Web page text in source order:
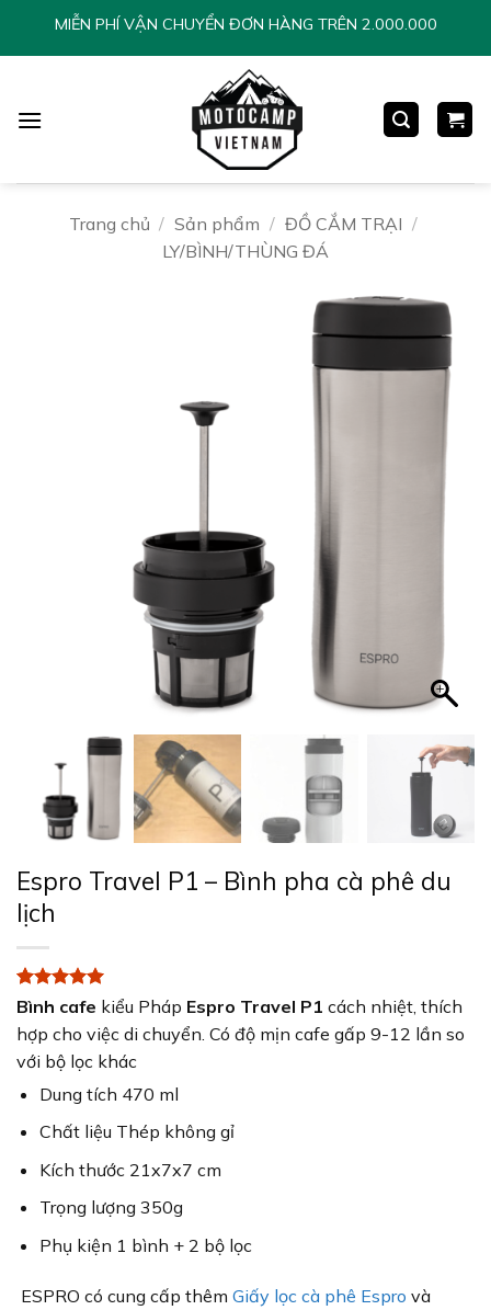
ChuyểnMIỄN PHÍ VẬN CHUYỂN ĐƠN HÀNG TRÊN 2.000.000
Trang chủ / Sản phẩm / ĐỒ CẮM TRẠI /
LY/BÌNH/THÙNG ĐÁ
Espro Travel P1 – Bình pha cà phê du
lịch
5trên 5
dựa trên
39
đánh giá
Bình cafe kiểu Pháp Espro Travel P1 cách nhiệt, thích
hợp cho việc di chuyển. Có độ mịn cafe gấp 9-12 lần so
với bộ lọc khác
Dung tích 470 ml
Chất liệu Thép không gỉ
Kích thước 21x7x7 cm
Trọng lượng 350g
Phụ kiện 1 bình + 2 bộ lọc
ESPRO có cung cấp thêm Giấy lọc cà phê Espro và